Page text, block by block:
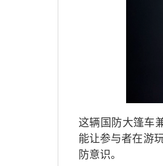
这辆国防大篷车
能让参与者在游
防意识。